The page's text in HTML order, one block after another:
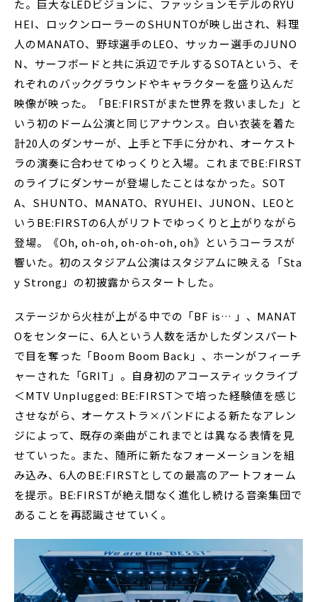
た。巨大なLEDビジョンに、ファッションモデルのRYU
HEI、ロックンローラーのSHUNTOが映し出され、料理
人のMANATO、野球選手のLEO、サッカー選手のJUNO
N、サーフボードと共に浜辺でチルするSOTAという、そ
れぞれのバックグラウンドやキャラクターを盛り込んだ
映像が映った。「BE:FIRSTがまた世界を救いました」と
いう初のドーム公演と同じアナウンス。白い衣装を着た
計20人のダンサーが、上手と下手に分かれ、オーケスト
ラの演奏に合わせてゆっくりと入場。これまでBE:FIRST
のライブにダンサーが登場したことはなかった。SOT
A、SHUNTO、MANATO、RYUHEI、JUNON、LEOと
いうBE:FIRSTの6人がリフトでゆっくりと上がりながら
登場。《Oh, oh-oh, oh-oh-oh, oh》というコーラスが
響いた。初のスタジアム公演はスタジアムに映える「Sta
y Strong」の初披露からスタートした。
ステージから火柱が上がる中での「BF is… 」、MANAT
Oをセンターに、6人という人数を活かしたダンスパート
で目を奪った「Boom Boom Back」、ホーンがフィーチ
ャーされた「GRIT」。自身初のアコースティックライブ
＜MTV Unplugged: BE:FIRST＞で培った経験値を感じ
させながら、オーケストラ×バンドによる新たなアレン
ジによって、既存の楽曲がこれまでとは異なる表情を見
せていった。また、随所に新たなフォーメーションを組
み込み、6人のBE:FIRSTとしての最高のアートフォーム
を提示。BE:FIRSTが絶え間なく進化し続ける音楽集団で
あることを再認識させていく。